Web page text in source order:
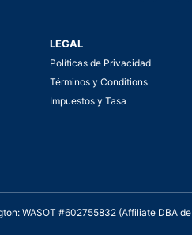
LEGAL
Políticas de Privacidad
Términos y Conditions
Impuestos y Tasa
WASOT #602755832 (Affiliate DBA de